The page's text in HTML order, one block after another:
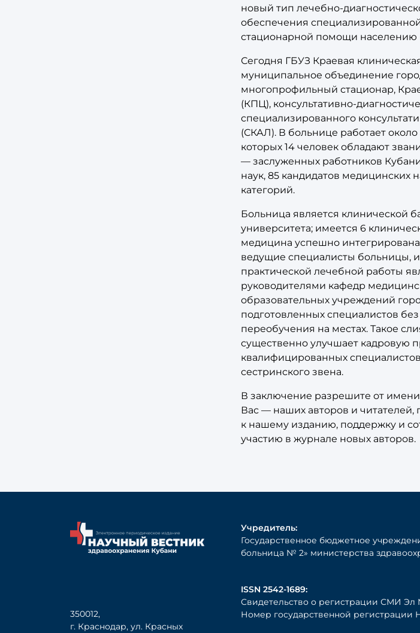
новый тип лечебно-
обеспечения
стационарной помощи населению
Сегодня ГБУЗ Краевая
муниципальное объединение
многопрофильный стационар,
(КПЦ), консультативно-
специализированного
(СКАЛ). В больнице работает
которых 14 человек обладают
— заслуженных работников
наук, 85 кандидатов медицинских
категорий.
Больница является клинической
университета; имеется 6
медицина успешно
ведущие специалисты
практической лечебной работы
руководителями кафедр
образовательных учреждений
подготовленных специалистов
переобучения на местах. Такое
существенно улучшает кадровую
квалифицированных
сестринского звена.
В заключение разрешите от
Вас — наших авторов и читателей,
к нашему изданию, поддержку и
участию в журнале новых авторов.
350012,
г. Краснодар, ул. Красных
Учредитель:
Государственное бюджетное
больница № 2» министерства
ISSN 2542-1689:
Свидетельство о регистрации СМИ Эл
Номер государственной регистрации